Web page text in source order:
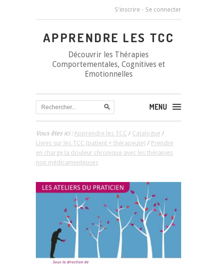
S'inscrire - Se connecter
APPRENDRE LES TCC
Découvrir les Thérapies
Comportementales, Cognitives et
Emotionnelles
MENU
Vous êtes ici :Apprendre les TCC / Catalogue /
Livres sur les TCC (patient + thérapeute) / Prendre
en charge la douleur chronique avec les thérapies
non médicamenteuses